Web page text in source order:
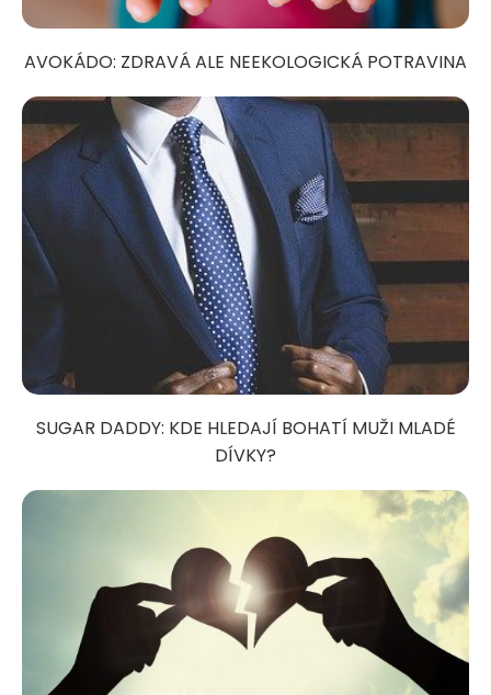
AVOKÁDO: ZDRAVÁ ALE NEEKOLOGICKÁ POTRAVINA
SUGAR DADDY: KDE HLEDAJÍ BOHATÍ MUŽI MLADÉ
DÍVKY?